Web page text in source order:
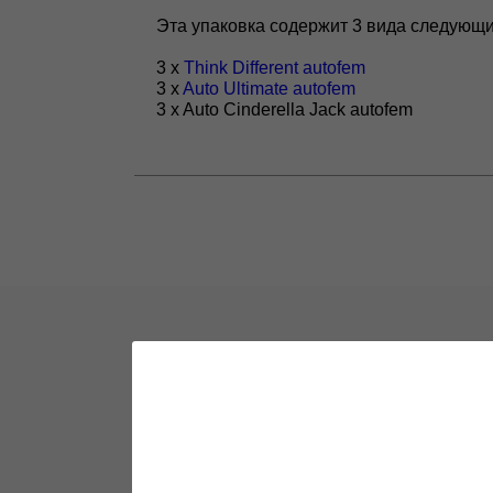
Эта упаковка содержит 3 вида
3 x Think Different autofem
3 xAuto Ultimate autofem
3 x Auto Cinderella Jack autofem